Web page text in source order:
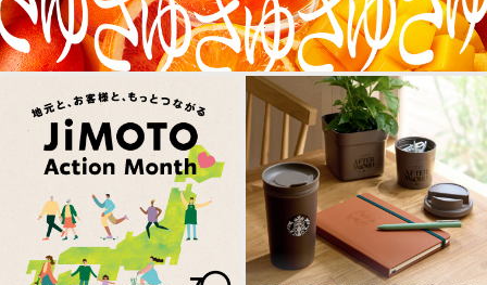
式
サ
イ